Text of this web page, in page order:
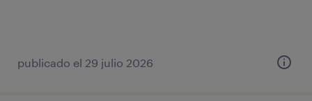
publicado el 29 julio 2026